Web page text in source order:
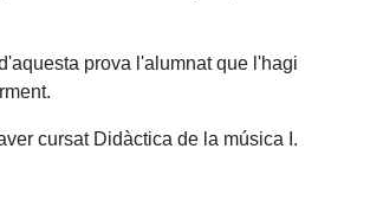
prova l'alumnat que l'hagi
cursat Didàctica de la música I.